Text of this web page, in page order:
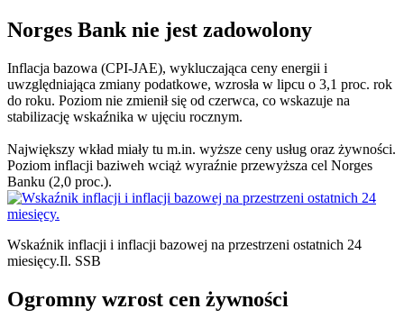
Norges Bank nie jest zadowolony
Inflacja bazowa (CPI-JAE), wykluczająca ceny energii i
uwzględniająca zmiany podatkowe, wzrosła w lipcu o 3,1 proc. rok
do roku. Poziom nie zmienił się od czerwca, co wskazuje na
stabilizację wskaźnika w ujęciu rocznym.
Największy wkład miały tu m.in. wyższe ceny usług oraz żywności.
Poziom inflacji baziweh wciąż wyraźnie przewyższa cel Norges
Banku (2,0 proc.).
Wskaźnik inflacji i inflacji bazowej na przestrzeni ostatnich 24
miesięcy.Il. SSB
Ogromny wzrost cen żywności